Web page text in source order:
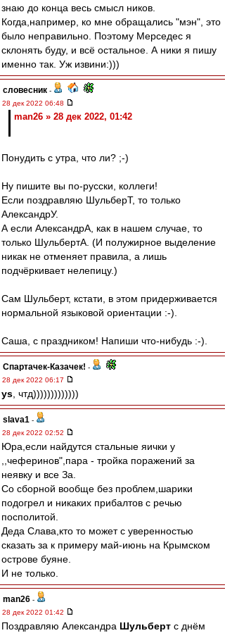
знаю до конца весь смысл ников.
Когда,например, ко мне обращались "мэн", это
было неправильно. Поэтому Мерседес я
склонять буду, и всё остальное. А ники я пишу
именно так. Уж извини:)))
словесник -
28 дек 2022 06:48
man26 » 28 дек 2022, 01:42
Понудить с утра, что ли? ;-)
Ну пишите вы по-русски, коллеги!
Если поздравляю ШульберТ, то только
АлександрУ.
А если АлександрА, как в нашем случае, то
только ШульбертА. (И полужирное выделение
никак не отменяет правила, а лишь
подчёркивает нелепицу.)
Сам Шульберт, кстати, в этом придерживается
нормальной языковой ориентации :-).
Саша, с праздником! Напиши что-нибудь :-).
Спартачек-Казачек! -
28 дек 2022 06:17
ys , чтд)))))))))))))
slava1 -
28 дек 2022 02:52
Юра,если найдутся стальные яички у
,,чеферинов",пара - тройка поражений за
неявку и все За.
Со сборной вообще без проблем,шарики
подогрел и никаких прибалтов с речью
посполитой.
Деда Слава,кто то может с уверенностью
сказать за к примеру май-июнь на Крымском
острове буяне.
И не только.
man26 -
28 дек 2022 01:42
Поздравляю Александра Шульберт с днём